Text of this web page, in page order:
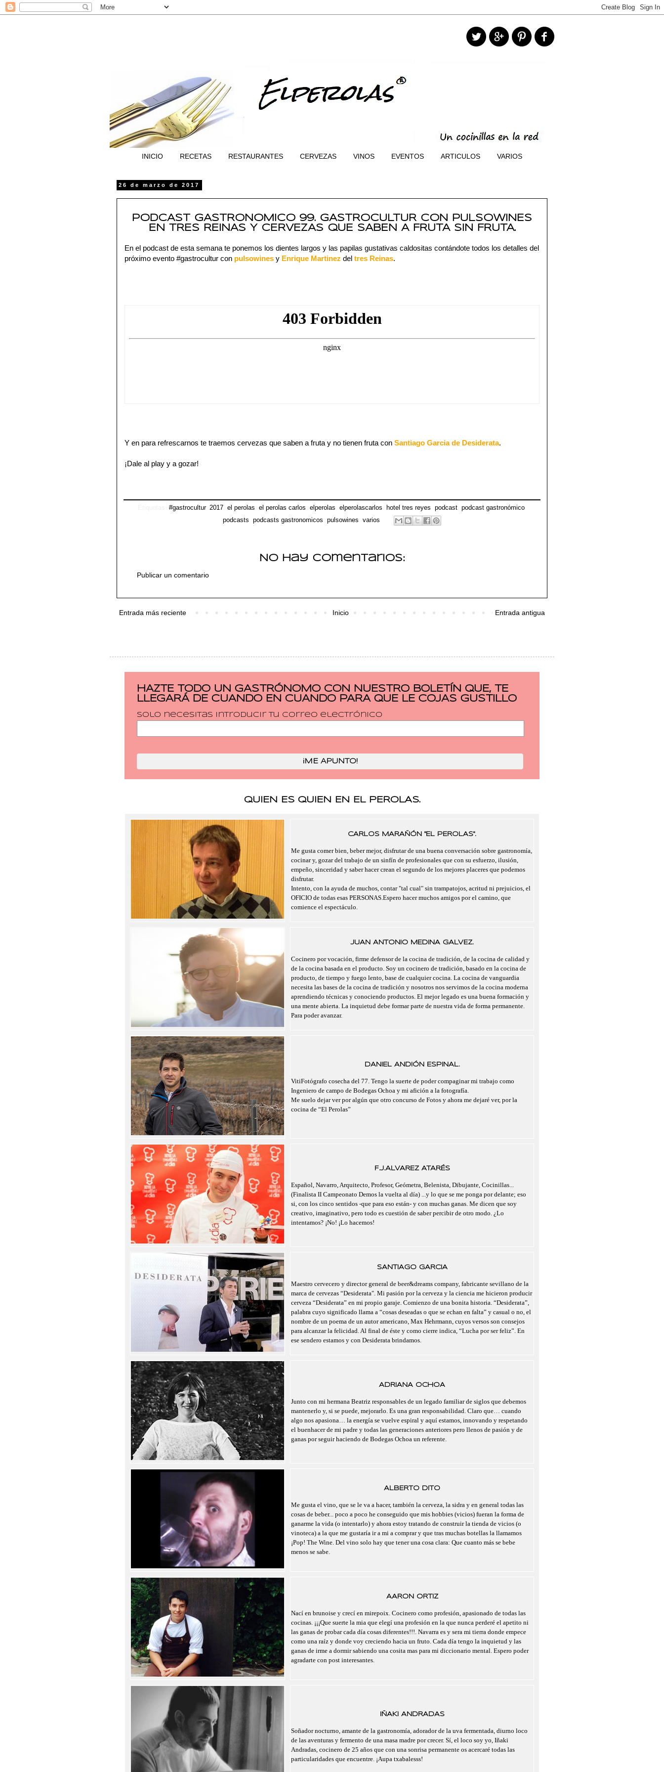
INICIO RECETAS RESTAURANTES CERVEZAS VINOS EVENTOS ARTICULOS VARIOS
26 de marzo de 2017
PODCAST GASTRONOMICO 99. GASTROCULTUR CON PULSOWINES
EN TRES REINAS Y CERVEZAS QUE SABEN A FRUTA SIN FRUTA.
En el podcast de esta semana te ponemos los dientes largos y las papilas gustativas caldositas contándote todos los detalles del
próximo evento #gastrocultur con pulsowines y Enrique Martinez del tres Reinas.
Y en para refrescarnos te traemos cervezas que saben a fruta y no tienen fruta con Santiago Garcia de Desiderata.
¡Dale al play y a gozar!
#gastrocultur, 2017, el perolas el perolas carlos elperolas elperolascarlos hotel tres reyes podcast, podcast gastronómico,
podcasts
podcasts gastronomicos pulsowines varios
No hay comentarios:
Publicar un comentario
Entrada más reciente Entrada antigua
Inicio
HAZTE TODO UN GASTRÓNOMO CON NUESTRO BOLETÍN QUE, TE
LLEGARÁ DE CUANDO EN CUANDO PARA QUE LE COJAS GUSTILLO
Solo necesitas introducir tu correo electrónico
QUIEN ES QUIEN EN EL PEROLAS.
CARLOS MARAÑÓN "EL PEROLAS".
Me gusta comer bien, beber mejor, disfrutar de una buena conversación sobre gastronomía,
cocinar y, gozar del trabajo de un sinfín de profesionales que con su esfuerzo, ilusión,
empeño, sinceridad y saber hacer crean el segundo de los mejores placeres que podemos
disfrutar.
Intento, con la ayuda de muchos, contar "tal cual" sin trampatojos, acritud ni prejuicios, el
OFICIO de todas esas PERSONAS.Espero hacer muchos amigos por el camino, que
comience el espectáculo.
JUAN ANTONIO MEDINA GALVEZ.
Cocinero por vocación, firme defensor de la cocina de tradición, de la cocina de calidad y
de la cocina basada en el producto. Soy un cocinero de tradición, basado en la cocina de
producto, de tiempo y fuego lento, base de cualquier cocina. La cocina de vanguardia
necesita las bases de la cocina de tradición y nosotros nos servimos de la cocina moderna
aprendiendo técnicas y conociendo productos. El mejor legado es una buena formación y
una mente abierta. La inquietud debe formar parte de nuestra vida de forma permanente.
Para poder avanzar.
DANIEL ANDIÓN ESPINAL.
VitiFotógrafo cosecha del 77. Tengo la suerte de poder compaginar mi trabajo como
Ingeniero de campo de Bodegas Ochoa y mi afición a la fotografía.
Me suelo dejar ver por algún que otro concurso de Fotos y ahora me dejaré ver, por la
cocina de “El Perolas”
F.J.ALVAREZ ATARÉS
Español, Navarro, Arquitecto, Profesor, Geómetra, Belenista, Dibujante, Cocinillas...
(Finalista II Campeonato Demos la vuelta al día) ...y lo que se me ponga por delante; eso
si, con los cinco sentidos -que para eso están- y con muchas ganas. Me dicen que soy
creativo, imaginativo, pero todo es cuestión de saber percibir de otro modo. ¿Lo
intentamos? ¡No! ¡Lo hacemos!
SANTIAGO GARCIA
Maestro cervecero y director general de beer&dreams company, fabricante sevillano de la
marca de cervezas “Desiderata". Mi pasión por la cerveza y la ciencia me hicieron producir
cerveza “Desiderata” en mi propio garaje. Comienzo de una bonita historia. “Desiderata”,
palabra cuyo significado llama a “cosas deseadas o que se echan en falta” y casual o no, el
nombre de un poema de un autor americano, Max Hehrmann, cuyos versos son consejos
para alcanzar la felicidad. Al final de éste y como cierre indica, “Lucha por ser feliz”. En
ese sendero estamos y con Desiderata brindamos.
ADRIANA OCHOA
Junto con mi hermana Beatriz responsables de un legado familiar de siglos que debemos
mantenerlo y, si se puede, mejorarlo. Es una gran responsabilidad. Claro que… cuando
algo nos apasiona… la energía se vuelve espiral y aquí estamos, innovando y respetando
el buenhacer de mi padre y todas las generaciones anteriores pero llenos de pasión y de
ganas por seguir haciendo de Bodegas Ochoa un referente.
ALBERTO DITO
Me gusta el vino, que se le va a hacer, también la cerveza, la sidra y en general todas las
cosas de beber... poco a poco he conseguido que mis hobbies (vicios) fueran la forma de
ganarme la vida (o intentarlo) y ahora estoy tratando de construir la tienda de vicios (o
vinoteca) a la que me gustaría ir a mi a comprar y que tras muchas botellas la llamamos
¡Pop! The Wine. Del vino solo hay que tener una cosa clara: Que cuanto más se bebe
menos se sabe.
AARON ORTIZ
Nací en brunoise y crecí en mirepoix. Cocinero como profesión, apasionado de todas las
cocinas. ¡¡¡Que suerte la mia que elegí una profesión en la que nunca perderé el apetito ni
las ganas de probar cada día cosas diferentes!!!. Navarra es y sera mi tierra donde empece
como una raíz y donde voy creciendo hacia un fruto. Cada día tengo la inquietud y las
ganas de irme a dormir sabiendo una cosita mas para mi diccionario mental. Espero poder
agradarte con post interesantes.
IÑAKI ANDRADAS
Soñador nocturno, amante de la gastronomía, adorador de la uva fermentada, diurno loco
de las aventuras y fermento de una masa madre por crecer. Sí, el loco soy yo, Iñaki
Andradas, cocinero de 25 años que con una sonrisa permanente os acercaré todas las
particularidades que encuentre. ¡Aupa txabalesss!